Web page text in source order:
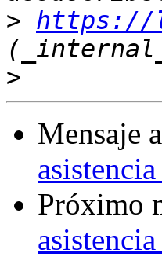
> https://
>
Mensaje
Próximo